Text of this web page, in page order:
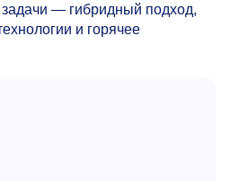
— гибридный подход,
и горячее